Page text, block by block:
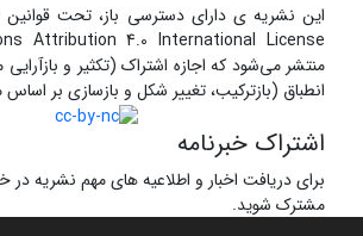
این نشریه ی دارای دسترسی باز، تحت قوانین
Attribution 4.0 International License
منتشر می‌شود که اجازه اشتراک (تکثیر و
انطباق (بازترکیب، تغییر شکل و بازسازی بر
اشتراک خبرنامه
برای دریافت اخبار و اطلاعیه های مهم نشریه در
مشترک شوید.